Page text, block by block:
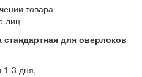
товара
для оверлоков
1-3 дня,